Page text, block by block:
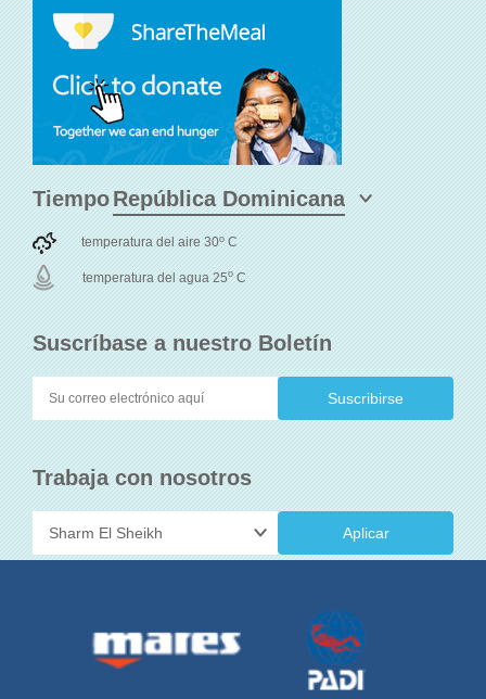
Suscríbase a nuestro Boletín
Trabaja con nosotros
Aplicar
Tiempo
temperatura del aire 30o C
temperatura del agua 25o C